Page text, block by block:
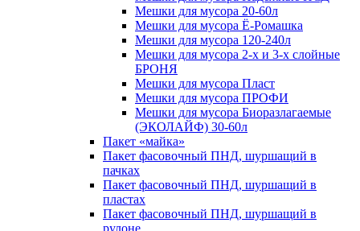
Мешки для мусора 20-60л
Мешки для мусора Ё-Ромашка
Мешки для мусора 120-240л
Мешки для мусора 2-х и 3-х слойные
БРОНЯ
Мешки для мусора Пласт
Мешки для мусора ПРОФИ
Мешки для мусора Биоразлагаемые
(ЭКОЛАЙФ) 30-60л
Пакет «майка»
Пакет фасовочный ПНД, шуршащий в
пачках
Пакет фасовочный ПНД, шуршащий в
пластах
Пакет фасовочный ПНД, шуршащий в
рулоне